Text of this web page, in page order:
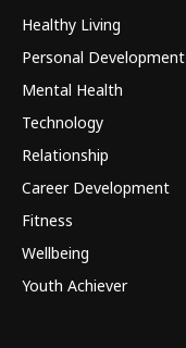
Healthy Living
Personal Development
Mental Health
Technology
Relationship
Career Development
Fitness
Wellbeing
Youth Achiever